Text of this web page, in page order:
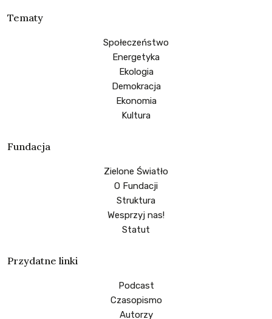
Tematy
Społeczeństwo
Energetyka
Ekologia
Demokracja
Ekonomia
Kultura
Fundacja
Zielone Światło
O Fundacji
Struktura
Wesprzyj nas!
Statut
Przydatne linki
Podcast
Czasopismo
Autorzy